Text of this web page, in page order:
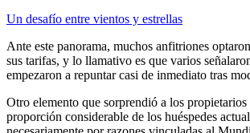
Un desafío entre vientos y estrellas
Ante este panorama, muchos anfitriones
sus tarifas, y lo llamativo es que varios
empezaron a repuntar casi de inmediato tras
Otro elemento que sorprendió a los propietarios
proporción considerable de los huéspedes